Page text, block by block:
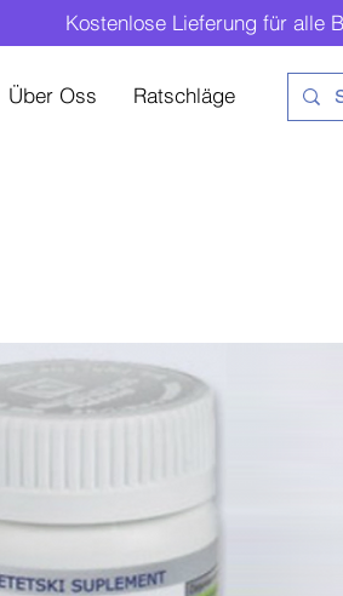
Kostenlose Lieferung für alle
Über Oss Ratschläge